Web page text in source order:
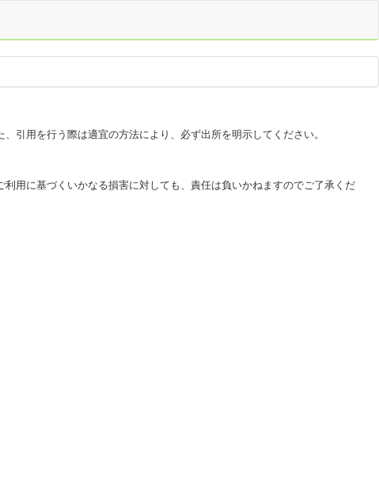
引用を行う際は適宜の方法により、必ず出所を明示してください。
用に基づくいかなる損害に対しても、責任は負いかねますのでご了承くだ